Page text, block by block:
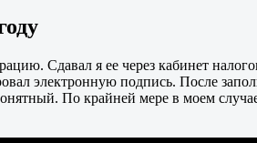
Сдавал я ее через кабинет
электронную подпись. После
По крайней мере в моем